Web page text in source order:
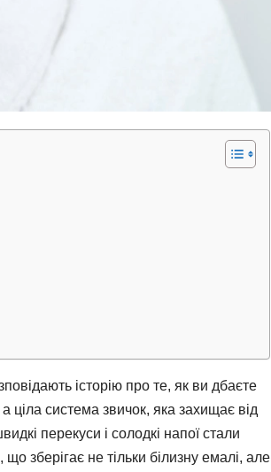
історію про те, як ви дбаєте
ціла система звичок, яка захищає від
перекуси і солодкі напої стали
зберігає не тільки білизну емалі, але